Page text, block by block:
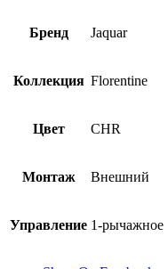
Бренд Jaquar
Коллекция Florentine
Цвет CHR
Монтаж Внешний
Управление 1-рычажное